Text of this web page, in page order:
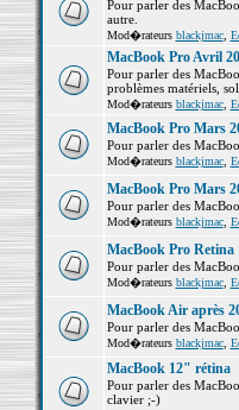
Pour parler des
autre.
Mod�rateurs blackjmac,
MacBook Pro Avril
Pour parler des
problèmes matériels,
Mod�rateurs blackjmac,
MacBook Pro Mars
Pour parler des
Mod�rateurs blackjmac,
MacBook Pro Mars
Pour parler des
Mod�rateurs blackjmac,
MacBook Pro Retina
Pour parler des
Mod�rateurs blackjmac,
MacBook Air après
Pour parler des
Mod�rateurs blackjmac,
MacBook 12" rétina
Pour parler des
clavier ;-)